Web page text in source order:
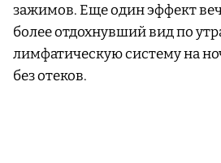
зажимов. Еще один эффект
более отдохнувший вид по
лимфатическую систему на
без отеков.